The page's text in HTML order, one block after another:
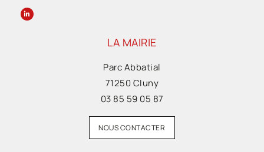
LA MAIRIE
Parc Abbatial
71250 Cluny
03 85 59 05 87
NOUS CONTACTER